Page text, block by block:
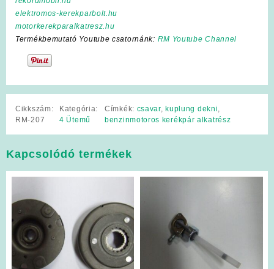
elektromos-kerekparbolt.hu
motorkerekparalkatresz.hu
Termékbemutató Youtube csatornánk: RM Youtube Channel
Cikkszám:
RM-207
Kategória:
4 Ütemű
Címkék: csavar, kuplung dekni,
benzinmotoros kerékpár alkatrész
Kapcsolódó termékek